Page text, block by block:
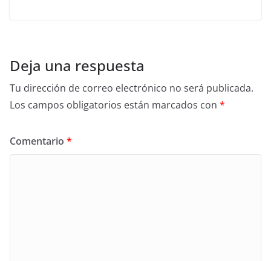
Deja una respuesta
Tu dirección de correo electrónico no será publicada.
Los campos obligatorios están marcados con *
Comentario *